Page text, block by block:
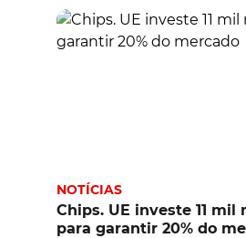
NOTÍCIAS
Chips. UE investe 11 mil
para garantir 20% do